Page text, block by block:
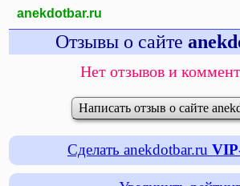
anekdotbar.ru
Отзывы о сайте
Нет отзывов и
Написать отзыв о сайте
Сделать anekdotbar.ru